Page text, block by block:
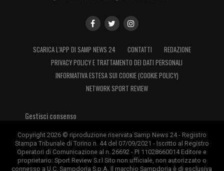
SCARICA L’APP DI SAMP NEWS 24 CONTATTI
REDAZIONE
PRIVACY POLICY E TRATTAMENTO DEI DATI PERSONALI
INFORMATIVA ESTESA SUI COOKIE (COOKIE POLICY)
NETWORK SPORT REVIEW
Gestisci consenso
Copyright 2026 © riproduzione riservata Samp News 24 - Registro
Stampa Tribunale di Torino n. 44 del 07/09/2021 - Iscritto al Registro
Operatori di Comunicazione al n. 26692 - PI 11028660014 Editore e
proprietario: Sport Review S.r.l Sito non ufficiale, non autorizzato o
connesso a U.C. Sampdoria S.p.A. Il marchio Sampdoria è di esclusiva